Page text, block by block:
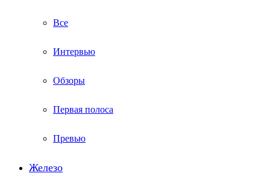
Все
Интервью
Обзоры
Первая полоса
Превью
Железо